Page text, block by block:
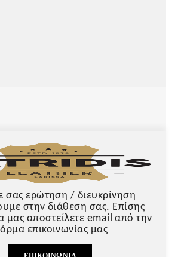
σας ερώτηση / διευκρίνηση
στην διάθεση σας. Επίσης
μας αποστείλετε email από την
επικοινωνίας μας